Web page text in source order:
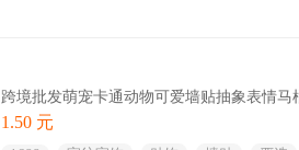
跨境批发萌宠卡通动物可爱墙贴抽象表情
1.50 元